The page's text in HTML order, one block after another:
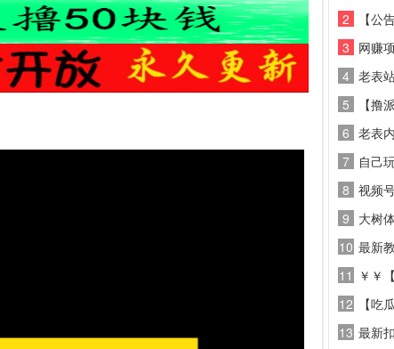
2
【公
3 网赚
4 老表
5
【撸
6 老表
7 自己
8 视频
9 大树
10 最新
11 ￥￥
12
【吃
13 最新